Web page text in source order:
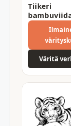
Tiikeri
Väritä